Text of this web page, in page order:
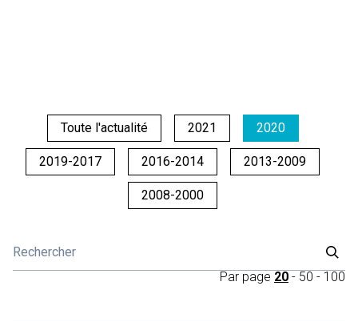
Toute l'actualité 2021 2020
2019-2017 2016-2014 2013-2009
2008-2000
Par page 20 - 50 - 100